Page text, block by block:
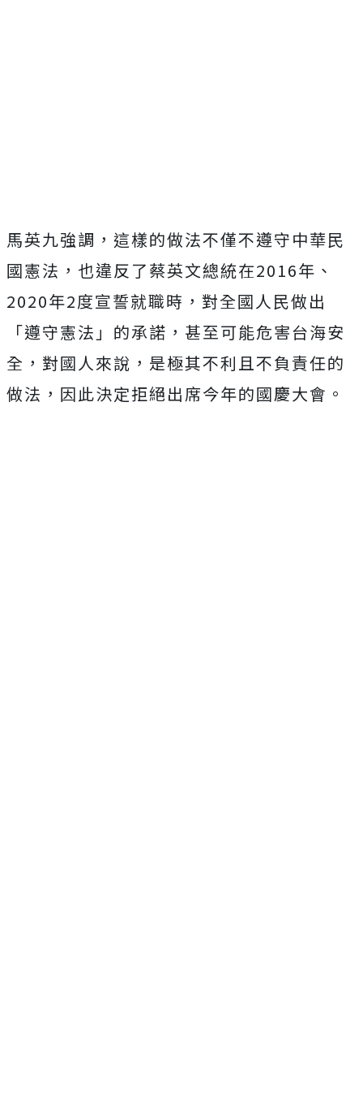
馬英九強調，這樣的做法不僅不遵守中華民
國憲法，也違反了蔡英文總統在2016年、
2020年2度宣誓就職時，對全國人民做出
「遵守憲法」的承諾，甚至可能危害台海安
全，對國人來說，是極其不利且不負責任的
做法，因此決定拒絕出席今年的國慶大會。